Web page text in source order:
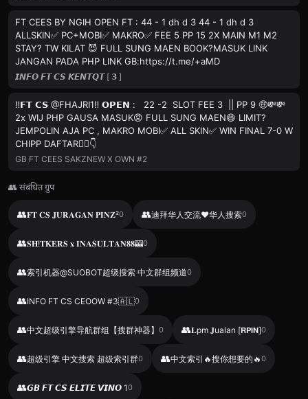
FT CEES BY NGIH OPEN FT : 44 - 1 dh d 3 44 - 1 dh d 3
ALLSKIN✅ PC+MOBI✅ MAKRO✅ FEE 5 PP 15 2X MAIN M1 M2
STAY? TW KILAT 😈 FULL SUNG MAEN BOOK?MASUK LINK
JANGAN PADA PHP LINK GB:https://t.me/+aMD
𝙄𝙉𝙁𝙊 𝙁𝙏 𝘾𝙎 𝙆𝙀𝙉𝙏𝙌𝙏 [ 𝟯 ]
‼️𝗙𝗧 𝗖𝗦 @FHAJRI1‼️ 𝗢𝗣𝗘𝗡 : 22 -2 SLOT FEE 3 || PP 9 🤑💸💸
2x WIJ PHP GAUSA MASUK😡 FULL SUNG MAEN😄 LIMIT?
JEMPOLIN AJA PC , MAKRO MOBI✅ ALL SKIN✅ WIN FINAL 7-0 W
CHIPP DAFTAR👇🏻👇
GB FT CEES SAKZNEW X OWN #2
👥 संबंधित ग्रुप
👥𝐅𝐓 𝐂𝐒 𝐉𝐔𝐑𝐀𝐆𝐀𝐍 𝐏𝐈𝐍𝐙²0 👥迪拜华人交流❤️华人搜索0
👥𝐒𝐇!𝐓𝐊𝐄𝐑𝐒 𝐱 𝐈𝐍𝐀𝐒𝐔𝐋𝐓𝐀𝐍𝟖𝟖🎰0
👥索引机器@SUOBOT超级搜索 中文群组频道0
👥INFO FT CS CEOOW #3🇦🇱0
👥中文超级引擎导航群组【搜群神器】 0 👥𝐋pm 𝐉ualan [𝗥𝗣𝗜𝗡]0
👥超级引擎 中文搜索 超级索引群0 👥中文索引🔥搜你想要的🔥0
👥𝙂𝘽 𝙁𝙏 𝘾𝙎 𝙀𝙇𝙄𝙏𝙀 𝙑𝙄𝙉𝙊 10